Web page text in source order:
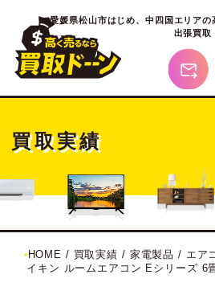
愛媛県松山市はじめ、中四国エリアの
出張買取
買取実績
HOME / 買取実績 / 家電製品 / エア
イキン ルームエアコン Eシリーズ 6